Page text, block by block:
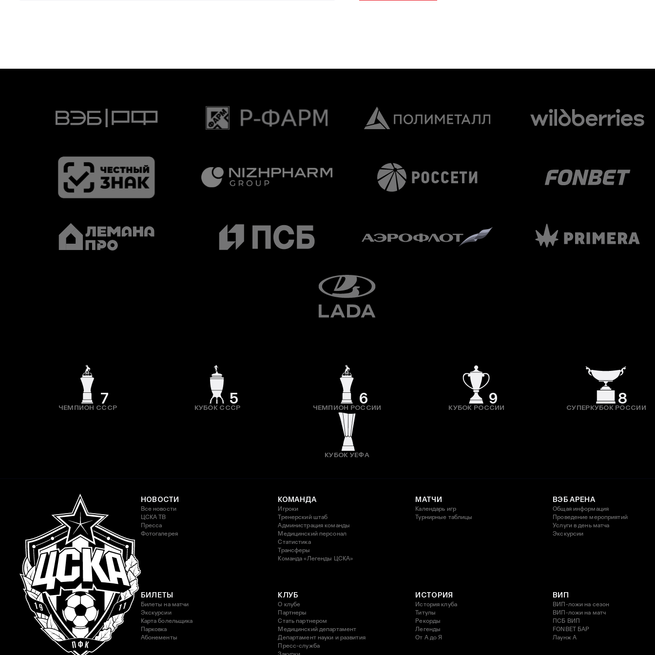
7
ЧЕМПИОН СССР
5
КУБОК СССР
6
ЧЕМПИОН РОССИИ
9
КУБОК РОССИИ
8
СУПЕРКУБОК РОССИИ
КУБОК УЕФА
НОВОСТИ
Все новости
ЦСКА ТВ
Пресса
Фотогалерея
КОМАНДА
Игроки
Тренерский штаб
Администрация команды
Медицинский персонал
Статистика
Трансферы
Команда «Легенды ЦСКА»
МАТЧИ
Календарь игр
Турнирные таблицы
ВЭБ АРЕНА
Общая информация
Проведение мероприятий
Услуги в день матча
Экскурсии
БИЛЕТЫ
Билеты на матчи
Экскурсии
Карта болельщика
Парковка
Абонементы
КЛУБ
О клубе
Партнеры
Стать партнером
Медицинский департамент
Департамент науки и развития
Пресс-служба
ИСТОРИЯ
История клуба
Титулы
Рекорды
Легенды
От А до Я
ВИП
ВИП-ложи на сезон
ВИП-ложи на матч
ПСБ ВИП
FONBET БАР
Лаунж A